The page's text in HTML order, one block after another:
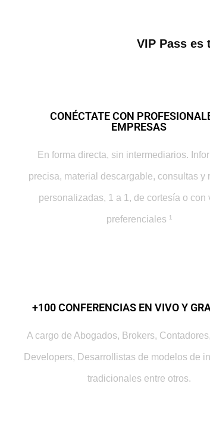
VIP Pass es
CONÉCTATE CON
EMPRESAS
En forma directa, sin intermediarios.
precisa, material descargable, consultas y
personalizadas, 1 a 1, de cortesía o con
preferenciales ¹
+100 CONFERENCIAS EN VIVO Y
A cargo de Abogados, Brokers,
Developers, Desarrollistas de modelos de
tradicionales entre otros.